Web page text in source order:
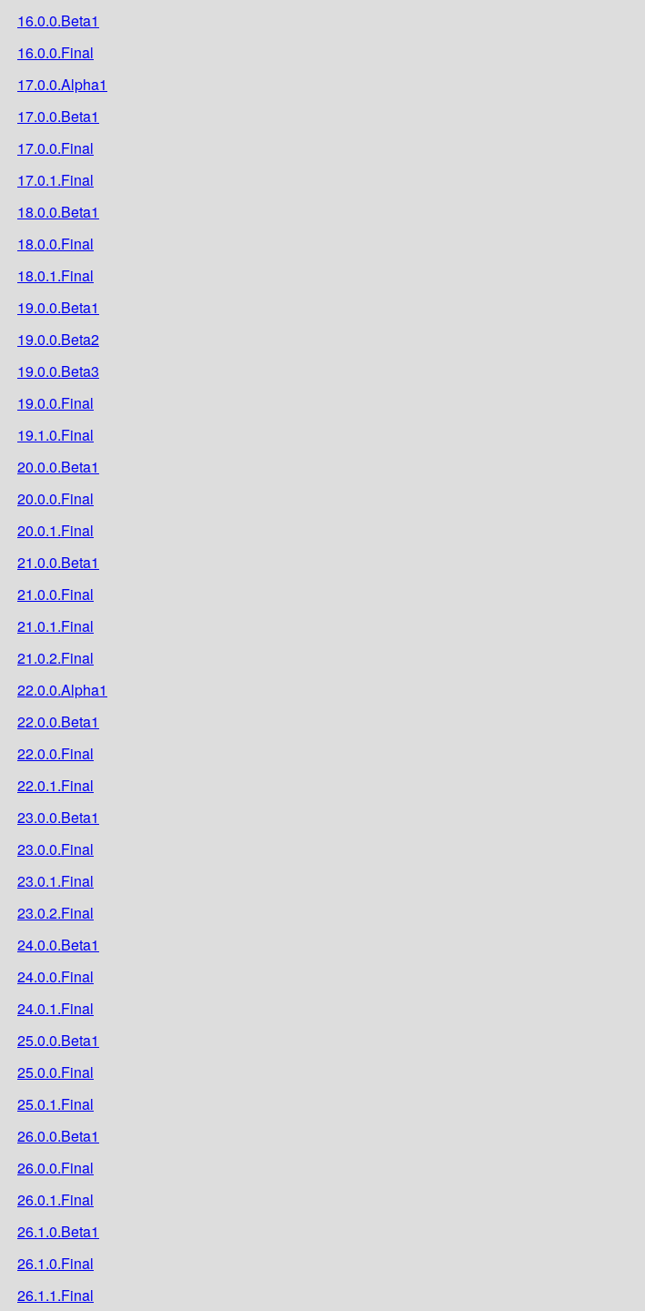
16.0.0.Beta1
16.0.0.Final
17.0.0.Alpha1
17.0.0.Beta1
17.0.0.Final
17.0.1.Final
18.0.0.Beta1
18.0.0.Final
18.0.1.Final
19.0.0.Beta1
19.0.0.Beta2
19.0.0.Beta3
19.0.0.Final
19.1.0.Final
20.0.0.Beta1
20.0.0.Final
20.0.1.Final
21.0.0.Beta1
21.0.0.Final
21.0.1.Final
21.0.2.Final
22.0.0.Alpha1
22.0.0.Beta1
22.0.0.Final
22.0.1.Final
23.0.0.Beta1
23.0.0.Final
23.0.1.Final
23.0.2.Final
24.0.0.Beta1
24.0.0.Final
24.0.1.Final
25.0.0.Beta1
25.0.0.Final
25.0.1.Final
26.0.0.Beta1
26.0.0.Final
26.0.1.Final
26.1.0.Beta1
26.1.0.Final
26.1.1.Final